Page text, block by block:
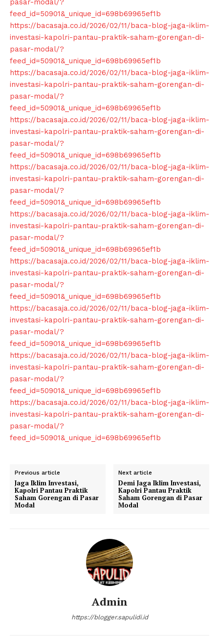
Magazine PRO
Company
About
Subscription Plans
My account
Klinik Gigi
Klinik Gigi Surabaya
Klinik Gigi Terdekat
Klinik Gigi terbaik
pasar-modal/?
feed_id=50901&_unique_id=698b69965ef1b
https://bacasaja.co.id/2026/02/11/baca-blog-jaga-iklim-
investasi-kapolri-pantau-praktik-saham-gorengan-di-
pasar-modal/?
feed_id=50901&_unique_id=698b69965ef1b
https://bacasaja.co.id/2026/02/11/baca-blog-jaga-iklim-
investasi-kapolri-pantau-praktik-saham-gorengan-di-
pasar-modal/?
feed_id=50901&_unique_id=698b69965ef1b
https://bacasaja.co.id/2026/02/11/baca-blog-jaga-iklim-
investasi-kapolri-pantau-praktik-saham-gorengan-di-
pasar-modal/?
feed_id=50901&_unique_id=698b69965ef1b
https://bacasaja.co.id/2026/02/11/baca-blog-jaga-iklim-
investasi-kapolri-pantau-praktik-saham-gorengan-di-
pasar-modal/?
feed_id=50901&_unique_id=698b69965ef1b
https://bacasaja.co.id/2026/02/11/baca-blog-jaga-iklim-
investasi-kapolri-pantau-praktik-saham-gorengan-di-
pasar-modal/?
feed_id=50901&_unique_id=698b69965ef1b
https://bacasaja.co.id/2026/02/11/baca-blog-jaga-iklim-
investasi-kapolri-pantau-praktik-saham-gorengan-di-
pasar-modal/?
feed_id=50901&_unique_id=698b69965ef1b
https://bacasaja.co.id/2026/02/11/baca-blog-jaga-iklim-
investasi-kapolri-pantau-praktik-saham-gorengan-di-
pasar-modal/?
feed_id=50901&_unique_id=698b69965ef1b
https://bacasaja.co.id/2026/02/11/baca-blog-jaga-iklim-
investasi-kapolri-pantau-praktik-saham-gorengan-di-
pasar-modal/?
feed_id=50901&_unique_id=698b69965ef1b
https://bacasaja.co.id/2026/02/11/baca-blog-jaga-iklim-
investasi-kapolri-pantau-praktik-saham-gorengan-di-
pasar-modal/?
feed_id=50901&_unique_id=698b69965ef1b
Previous article
Jaga Iklim Investasi,
Kapolri Pantau Praktik
Saham Gorengan di Pasar
Modal
Next article
Demi Jaga Iklim Investasi,
Kapolri Pantau Praktik
Saham Gorengan di Pasar
Modal
Admin
https://blogger.sapulidi.id